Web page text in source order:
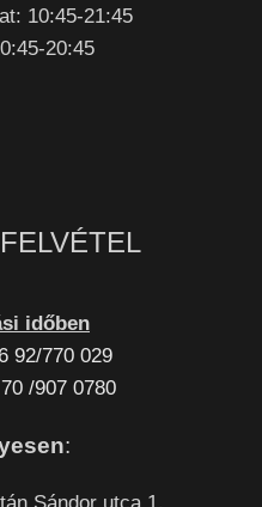
10:45-21:45
20:45
időben
92/770 029
/907 0780
:
Sándor utca 1.